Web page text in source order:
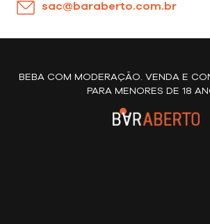
sac@baraberto.com.br
BEBA COM MODERAÇÃO. VENDA E
PARA MENORES DE 18